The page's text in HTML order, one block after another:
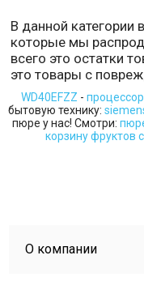
В данной категории
которые мы
всего это остатки
это товары с
WD40EFZZ -
бытовую технику:
пюре у нас! Смотри:
корзину фруктов
О компании